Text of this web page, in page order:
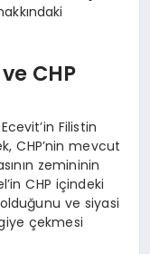
CHP
Filistin
CHP’nin mevcut
zemininin
CHP içindeki
ve siyasi
çekmesi